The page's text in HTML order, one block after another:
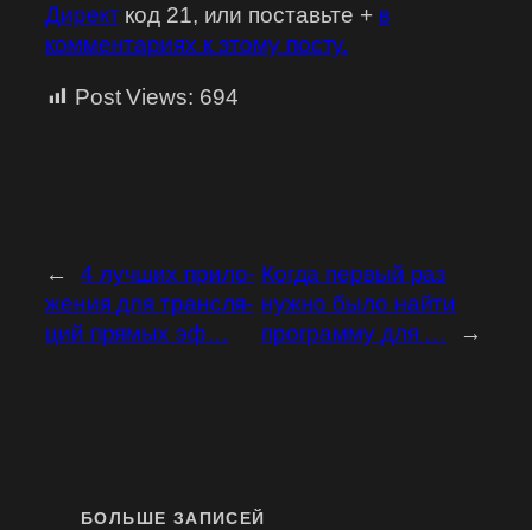
Директкод 21, или поставьте + в
комментариях к этому посту.
Post Views: 694
←
4 луч­ших при­ло­
же­ния для транс­ля­
ций прямых эф…
Когда первый раз
нужно было найти
программу для …
→
БОЛЬШЕ ЗАПИСЕЙ